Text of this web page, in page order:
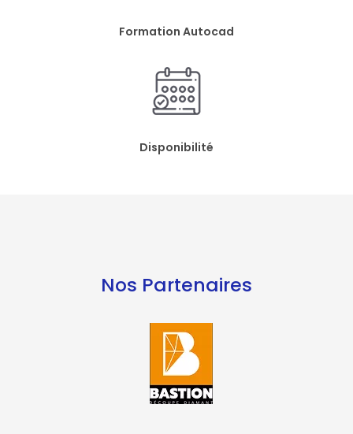
Formation Autocad
Disponibilité
Nos Partenaires